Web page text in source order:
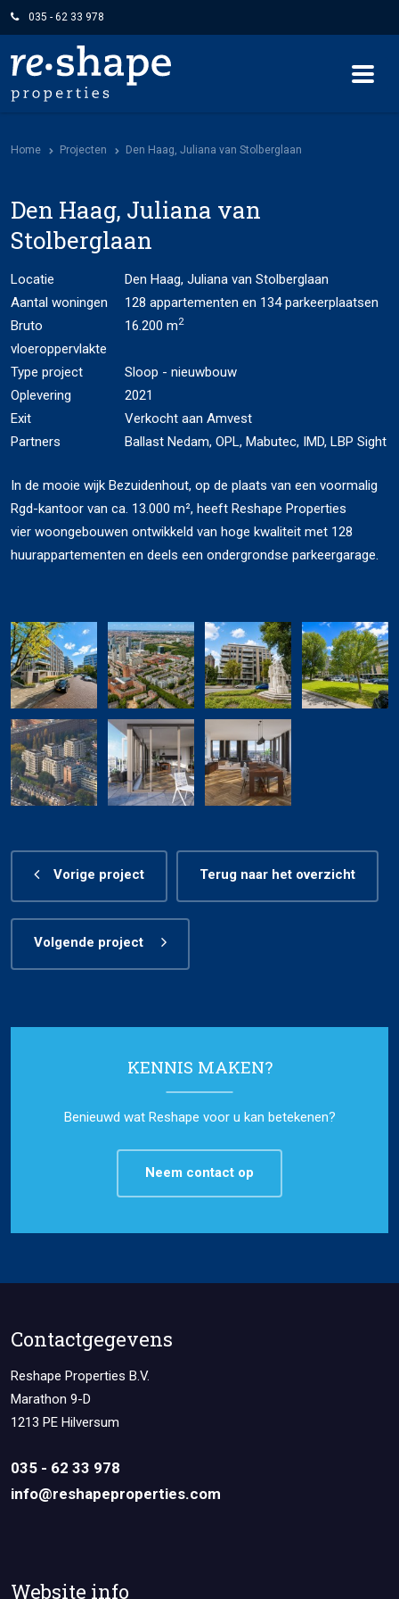
035 - 62 33 978
Home Projecten Den Haag, Juliana van Stolberglaan
Den Haag, Juliana van
Stolberglaan
Locatie
Den Haag, Juliana van Stolberglaan
Aantal woningen
128 appartementen en 134 parkeerplaatsen
Bruto
vloeroppervlakte
16.200 m2
Type project
Sloop - nieuwbouw
Oplevering
2021
Exit
Verkocht aan Amvest
Partners
Ballast Nedam, OPL, Mabutec, IMD, LBP Sight
In de mooie wijk Bezuidenhout, op de plaats van een voormalig
Rgd-kantoor van ca. 13.000 m², heeft Reshape Properties
vier woongebouwen ontwikkeld van hoge kwaliteit met 128
huurappartementen en deels een ondergrondse parkeergarage.
Vorige project Terug naar het overzicht
Volgende project
KENNIS MAKEN?
Benieuwd wat Reshape voor u kan betekenen?
Neem contact op
Contactgegevens
Reshape Properties B.V.
Marathon 9-D
1213 PE Hilversum
035 - 62 33 978
info@reshapeproperties.com
Website info